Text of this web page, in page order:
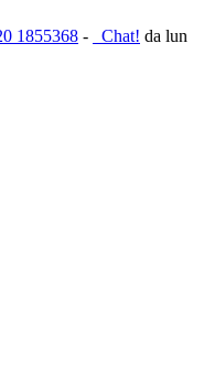
1855368 - Chat! da lun